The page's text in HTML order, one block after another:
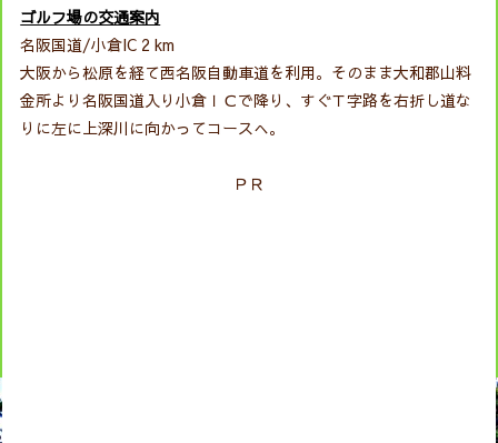
ゴルフ場の交通案内
名阪国道/小倉IC 2 km
大阪から松原を経て西名阪自動車道を利用。そのまま大和郡山料
金所より名阪国道入り小倉ＩＣで降り、すぐＴ字路を右折し道な
りに左に上深川に向かってコースへ。
ＰＲ